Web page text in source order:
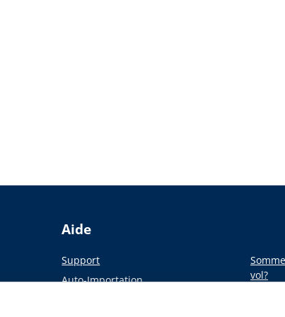
Aide
Support
Auto-Importation
vol?